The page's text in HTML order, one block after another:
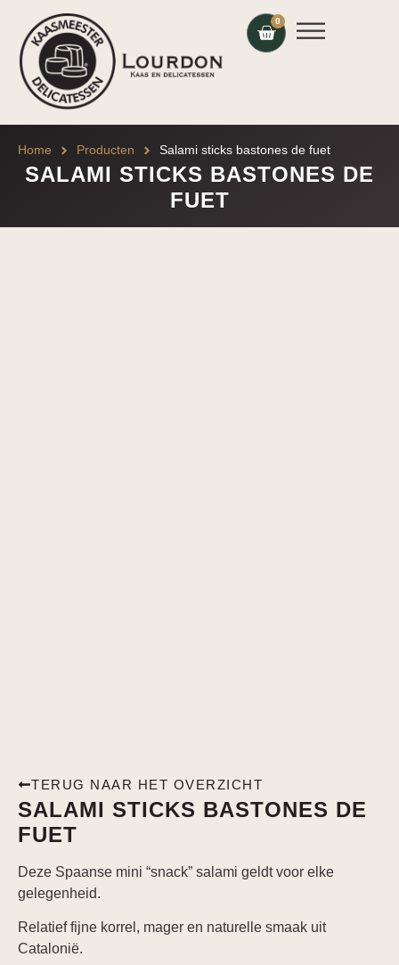
0
SALAMI STICKS BASTONES DE
FUET
Home Producten Salami sticks bastones de fuet
TERUG NAAR HET OVERZICHT
SALAMI STICKS BASTONES DE
FUET
Deze Spaanse mini “snack” salami geldt voor elke
gelegenheid.
Relatief fijne korrel, mager en naturelle smaak uit
Catalonië.